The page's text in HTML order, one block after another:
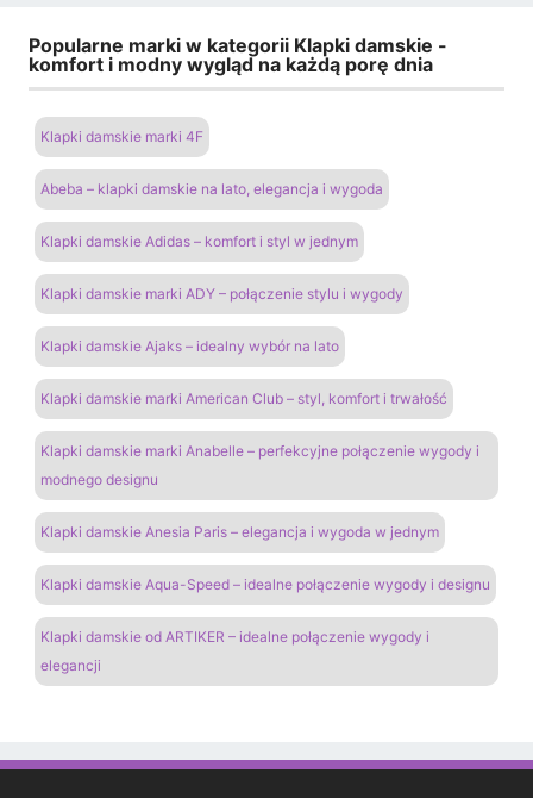
Popularne marki w kategorii Klapki damskie -
komfort i modny wygląd na każdą porę dnia
Klapki damskie marki 4F
Abeba – klapki damskie na lato, elegancja i wygoda
Klapki damskie Adidas – komfort i styl w jednym
Klapki damskie marki ADY – połączenie stylu i wygody
Klapki damskie Ajaks – idealny wybór na lato
Klapki damskie marki American Club – styl, komfort i trwałość
Klapki damskie marki Anabelle – perfekcyjne połączenie wygody i
modnego designu
Klapki damskie Anesia Paris – elegancja i wygoda w jednym
Klapki damskie Aqua-Speed – idealne połączenie wygody i designu
Klapki damskie od ARTIKER – idealne połączenie wygody i
elegancji